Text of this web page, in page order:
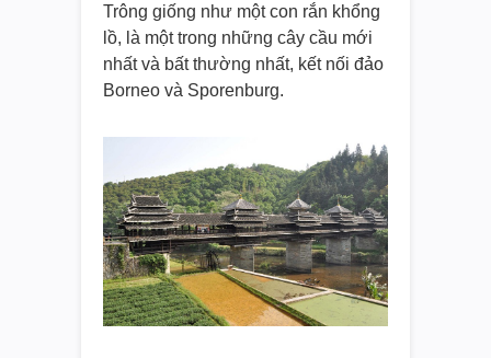
Trông giống như một con rắn khổng
lồ, là một trong những cây cầu mới
nhất và bất thường nhất, kết nối đảo
Borneo và Sporenburg.